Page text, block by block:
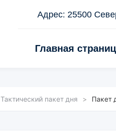
Адрес: 25500
Главная
Тактический пакет дня > Пакет